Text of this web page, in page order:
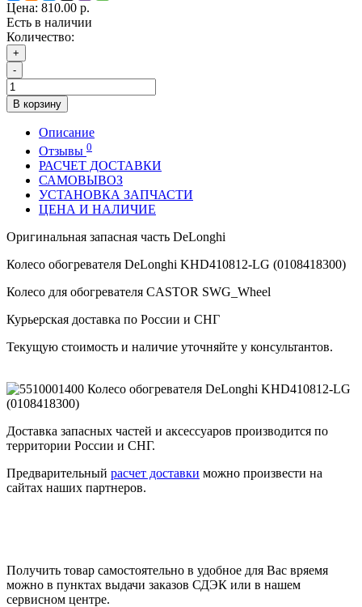
Цена: 810.00 р.
Есть в наличии
Количество:
+
-
В корзину
Описание
Отзывы 0
РАСЧЕТ ДОСТАВКИ
САМОВЫВОЗ
УСТАНОВКА ЗАПЧАСТИ
ЦЕНА И НАЛИЧИЕ
Оригинальная запасная часть DeLonghi
Колесо обогревателя DeLonghi KHD410812-LG (0108418300)
Колесо для обогревателя CASTOR SWG_Wheel
Курьерская доставка по России и СНГ
Текущую стоимость и наличие уточняйте у консультантов.
Доставка запасных частей и аксессуаров производится по
территории России и СНГ.
Предварительный расчет доставки можно произвести на
сайтах наших партнеров.
Получить товар самостоятельно в удобное для Вас вряемя
можно в пунктах выдачи заказов СДЭК или в нашем
сервисном центре.